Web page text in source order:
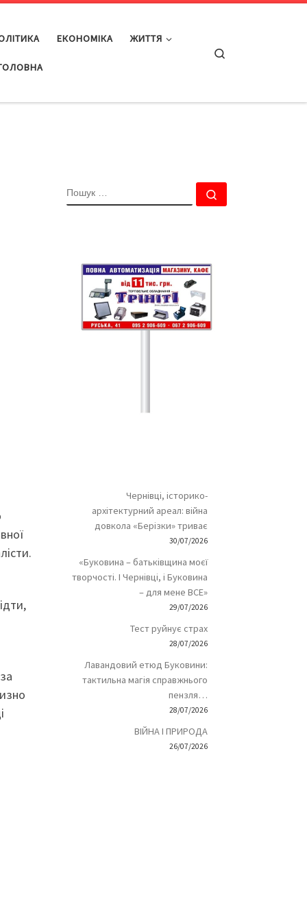
ЕКОНОМІКА ЖИТТЯ
ПОШУК
Чернівці, історико-
архітектурний ареал: війна
довкола «Берізки» триває
30/07/2026
«Буковина – батьківщина моєї
творчості. І Чернівці, і Буковина
– для мене ВСЕ»
29/07/2026
Тест руйнує страх
28/07/2026
Лавандовий етюд Буковини:
тактильна магія справжнього
пензля…
28/07/2026
ВІЙНА І ПРИРОДА
26/07/2026